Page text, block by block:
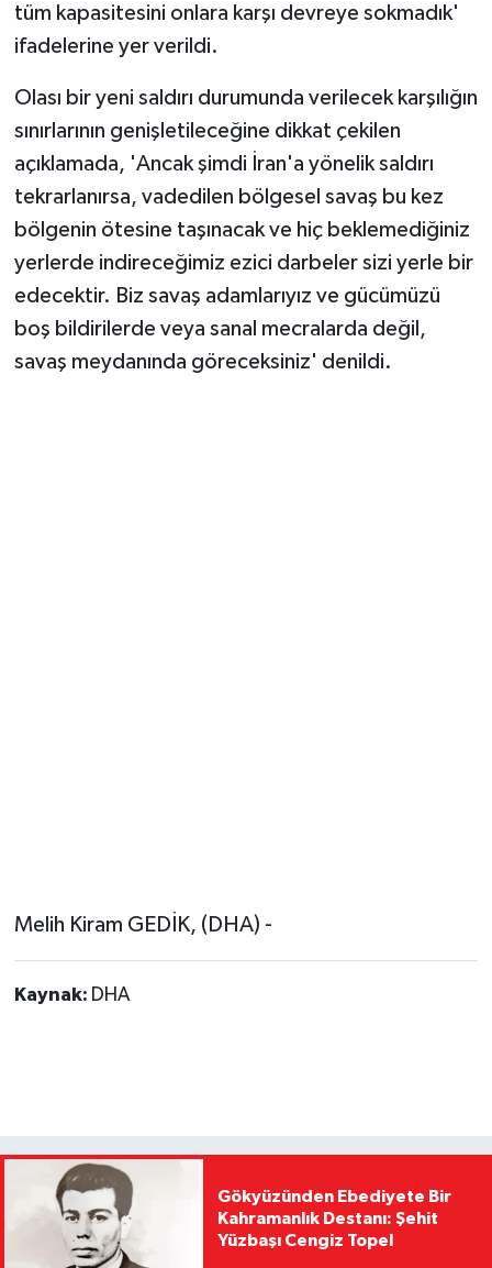
tüm kapasitesini onlara karşı devreye sokmadık'
ifadelerine yer verildi.
Olası bir yeni saldırı durumunda verilecek karşılığın
sınırlarının genişletileceğine dikkat çekilen
açıklamada, 'Ancak şimdi İran'a yönelik saldırı
tekrarlanırsa, vadedilen bölgesel savaş bu kez
bölgenin ötesine taşınacak ve hiç beklemediğiniz
yerlerde indireceğimiz ezici darbeler sizi yerle bir
edecektir. Biz savaş adamlarıyız ve gücümüzü
boş bildirilerde veya sanal mecralarda değil,
savaş meydanında göreceksiniz' denildi.
Melih Kiram GEDİK, (DHA) -
Kaynak: DHA
Gökyüzünden Ebediyete Bir
Kahramanlık Destanı: Şehit
Yüzbaşı Cengiz Topel